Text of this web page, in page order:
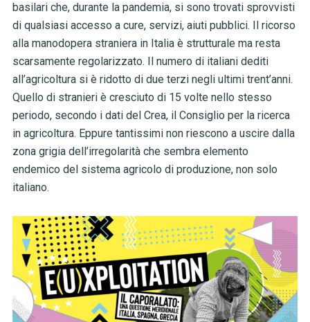
basilari che, durante la pandemia, si sono trovati sprovvisti
di qualsiasi accesso a cure, servizi, aiuti pubblici. Il ricorso
alla manodopera straniera in Italia è strutturale ma resta
scarsamente regolarizzato. Il numero di italiani dediti
all’agricoltura si è ridotto di due terzi negli ultimi trent’anni.
Quello di stranieri è cresciuto di 15 volte nello stesso
periodo, secondo i dati del Crea, il Consiglio per la ricerca
in agricoltura. Eppure tantissimi non riescono a uscire dalla
zona grigia dell’irregolarità che sembra elemento
endemico del sistema agricolo di produzione, non solo
italiano.